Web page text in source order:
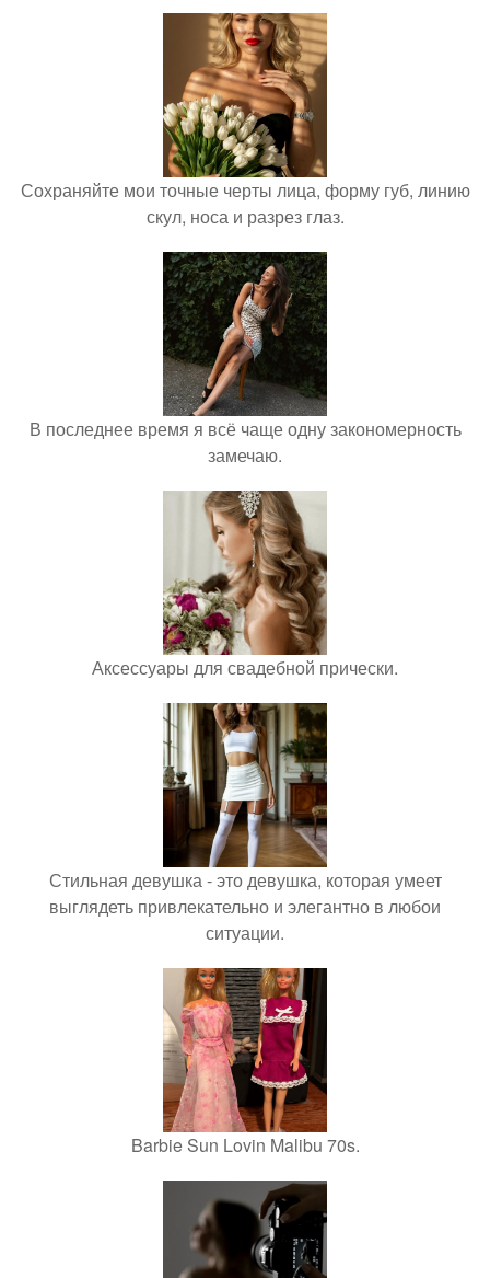
Сохраняйте мои точные черты лица, форму губ, линию
скул, носа и разрез глаз.
В последнее время я всё чаще одну закономерность
замечаю.
Аксессуары для свадебной прически.
Стильная девушка - это девушка, которая умеет
выглядеть привлекательно и элегантно в любои
ситуации.
Barbie Sun Lovin Malibu 70s.